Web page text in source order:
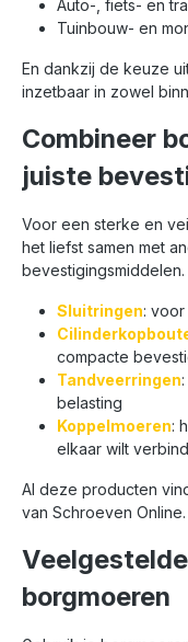
Auto-, fiets- en
Tuinbouw- en
En dankzij de keuze
inzetbaar in zowel
Combineer
juiste
Voor een sterke en
het liefst samen met
bevestigingsmiddelen.
Sluitringen:
compacte
Tandveerringen
belasting
Koppelmoeren:
elkaar wilt
Al deze producten
van Schroeven Online.
borgmoeren